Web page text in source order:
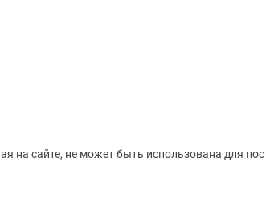
сайте, не может быть использована для